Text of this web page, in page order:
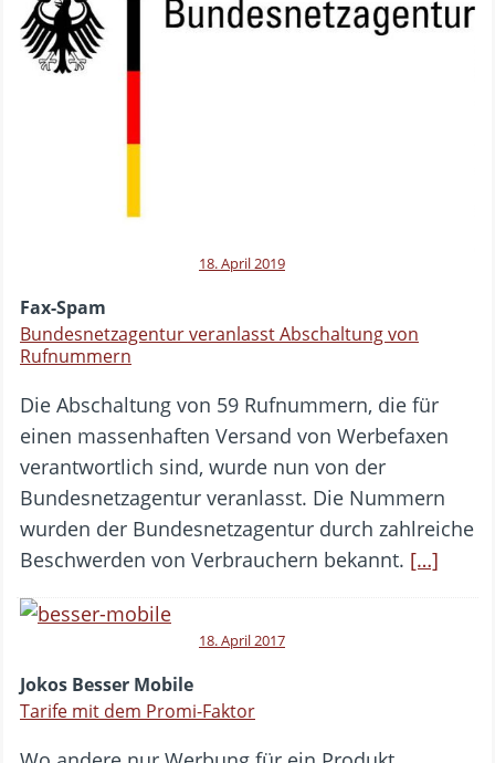
18. April 2019
Fax-Spam
Bundesnetzagentur veranlasst Abschaltung von
Rufnummern
Die Abschaltung von 59 Rufnummern, die für
einen massenhaften Versand von Werbefaxen
verantwortlich sind, wurde nun von der
Bundesnetzagentur veranlasst. Die Nummern
wurden der Bundesnetzagentur durch zahlreiche
Beschwerden von Verbrauchern bekannt. […]
18. April 2017
Jokos Besser Mobile
Tarife mit dem Promi-Faktor